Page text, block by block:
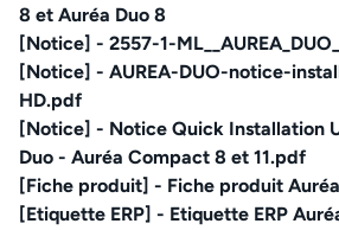
8 et Auréa Duo 8
[Notice] - 2557-1-
[Notice] - AUREA-DUO-notice-
HD.pdf
[Notice] - Notice Quick Installation
Duo - Auréa Compact 8 et 11.pdf
[Fiche produit] - Fiche produit Auréa
[Etiquette ERP] - Etiquette ERP